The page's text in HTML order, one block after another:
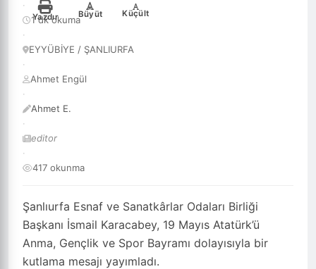
Şanlıurfa Esnaf ve Sanatkârlar Odaları Birliği
Başkanı İsmail Karacabey, 19 Mayıs Atatürk’ü
Anma, Gençlik ve Spor Bayramı dolayısıyla bir
kutlama mesajı yayımladı.
·
1 dk okuma
·
EYYÜBİYE / ŞANLIURFA
·
Ahmet Engül
·
Ahmet E.
·
editor
·
417 okunma
Yazdır
+
Büyüt
-
Küçült